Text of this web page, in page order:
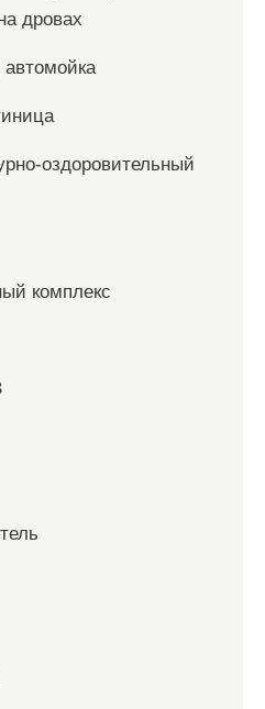
дровах
оздоровительный
комплекс